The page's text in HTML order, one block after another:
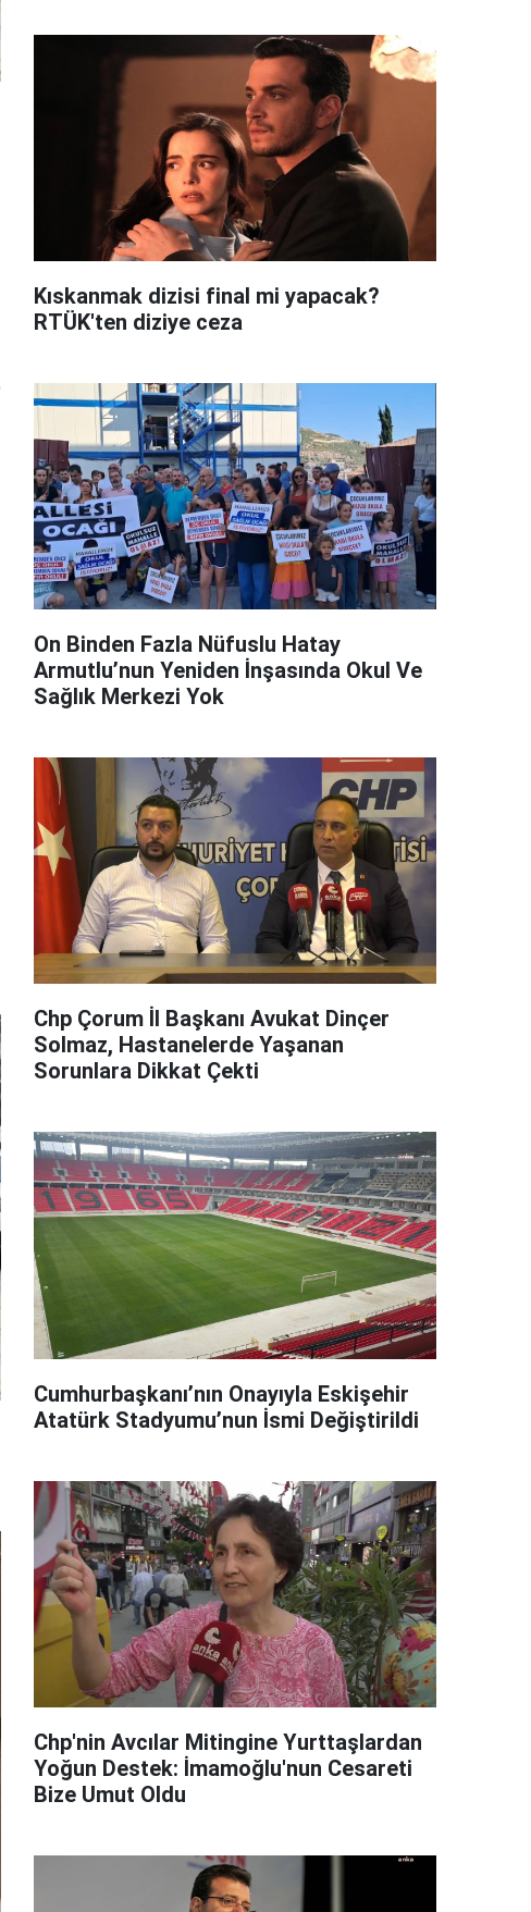
Kıskanmak dizisi final mi yapacak?
RTÜK'ten diziye ceza
On Binden Fazla Nüfuslu Hatay
Armutlu’nun Yeniden İnşasında Okul Ve
Sağlık Merkezi Yok
Chp Çorum İl Başkanı Avukat Dinçer
Solmaz, Hastanelerde Yaşanan
Sorunlara Dikkat Çekti
Cumhurbaşkanı’nın Onayıyla Eskişehir
Atatürk Stadyumu’nun İsmi Değiştirildi
Chp'nin Avcılar Mitingine Yurttaşlardan
Yoğun Destek: İmamoğlu'nun Cesareti
Bize Umut Oldu